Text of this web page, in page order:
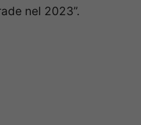
nel 2023”.